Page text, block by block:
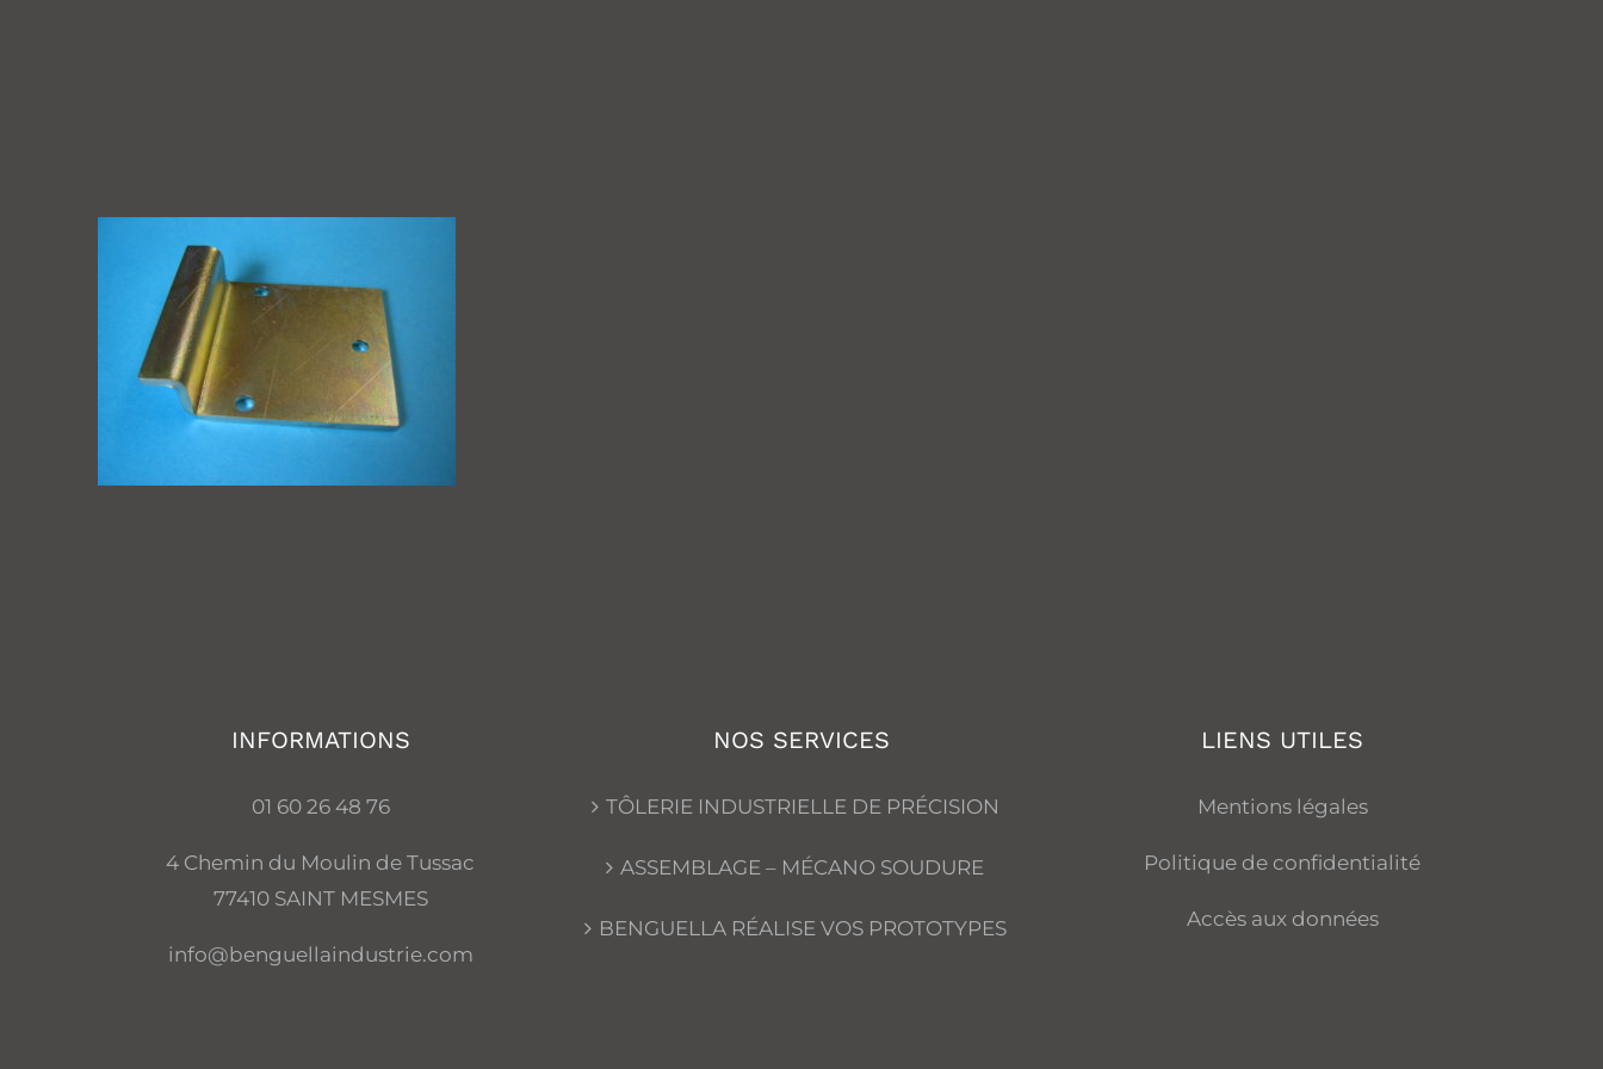
INFORMATIONS
01 60 26 48 76
4 Chemin du Moulin de Tussac
77410 SAINT MESMES
info@benguellaindustrie.com
NOS SERVICES
TÔLERIE INDUSTRIELLE DE PRÉCISION
ASSEMBLAGE – MÉCANO SOUDURE
BENGUELLA RÉALISE VOS PROTOTYPES
LIENS UTILES
Mentions légales
Politique de confidentialité
Accès aux données